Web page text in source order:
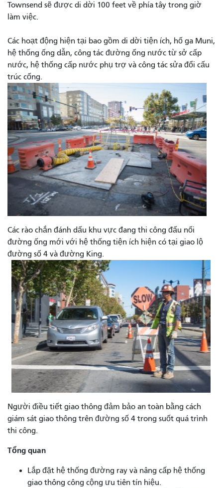
Townsend sẽ được di dời 100 feet về phía tây trong giờ
làm việc.
Các hoạt động hiện tại bao gồm di dời tiện ích, hố ga Muni,
hệ thống ống dẫn, công tác đường ống nước từ sở cấp
nước, hệ thống cấp nước phụ trợ và công tác sửa đổi cấu
trúc cống.
Các rào chắn đánh dấu khu vực đang thi công đấu nối
đường ống mới với hệ thống tiện ích hiện có tại giao lộ
đường số 4 và đường King.
Người điều tiết giao thông đảm bảo an toàn bằng cách
giám sát giao thông trên đường số 4 trong suốt quá trình
thi công.
Tổng quan
Lắp đặt hệ thống đường ray và nâng cấp hệ thống
giao thông công cộng ưu tiên tín hiệu.